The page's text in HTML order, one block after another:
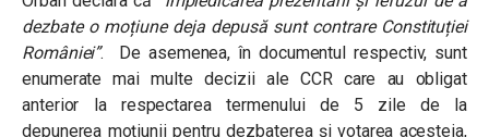
dezbate o moțiune deja depusă sunt contrare Constituției
României”.
De asemenea, în documentul respectiv, sunt
enumerate mai multe decizii ale CCR care au obligat
anterior la respectarea termenului de 5 zile de la
depunerea moțiunii pentru dezbaterea și votarea acesteia,